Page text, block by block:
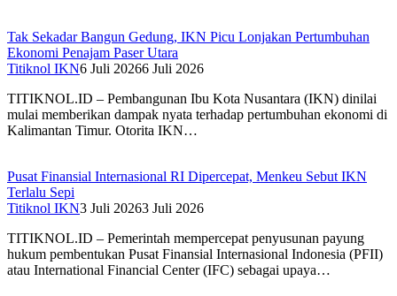
Tak Sekadar Bangun Gedung, IKN Picu Lonjakan Pertumbuhan
Ekonomi Penajam Paser Utara
Titiknol IKN6 Juli 20266 Juli 2026
TITIKNOL.ID – Pembangunan Ibu Kota Nusantara (IKN) dinilai
mulai memberikan dampak nyata terhadap pertumbuhan ekonomi di
Kalimantan Timur. Otorita IKN…
Pusat Finansial Internasional RI Dipercepat, Menkeu Sebut IKN
Terlalu Sepi
Titiknol IKN3 Juli 20263 Juli 2026
TITIKNOL.ID – Pemerintah mempercepat penyusunan payung
hukum pembentukan Pusat Finansial Internasional Indonesia (PFII)
atau International Financial Center (IFC) sebagai upaya…